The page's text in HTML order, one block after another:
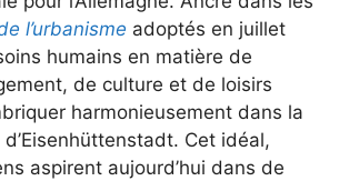
l’urbanisme adoptés en juillet
humains en matière de
de culture et de loisirs
harmonieusement dans la
Cet idéal,
aspirent aujourd’hui dans de